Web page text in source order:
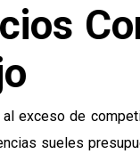
al exceso de
sueles